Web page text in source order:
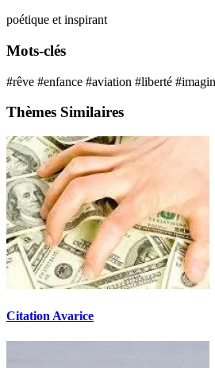
poétique et inspirant
Mots-clés
#rêve #enfance #aviation #liberté
Thèmes Similaires
Citation Avarice